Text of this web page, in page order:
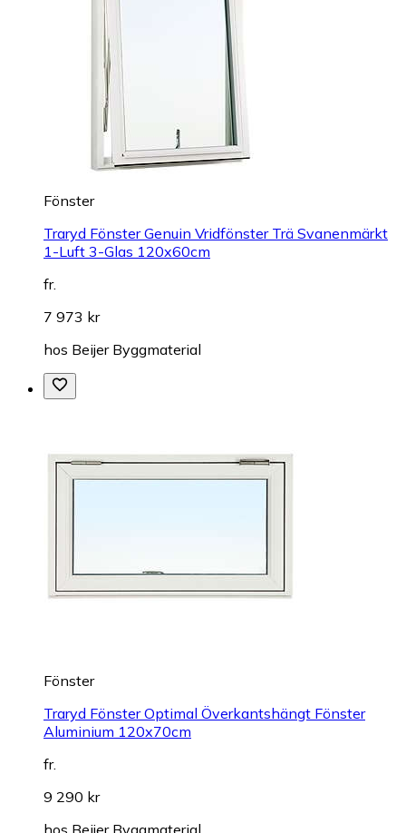
Fönster
Traryd Fönster Genuin Vridfönster Trä Svanenmärkt
1-Luft 3-Glas 120x60cm
fr.
7 973 kr
hos Beijer Byggmaterial
Fönster
Traryd Fönster Optimal Överkantshängt Fönster
Aluminium 120x70cm
fr.
9 290 kr
hos Beijer Byggmaterial